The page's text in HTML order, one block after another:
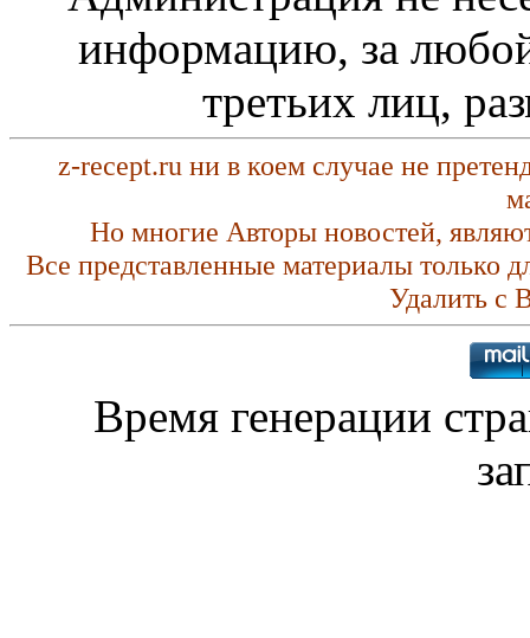
информацию, за любой
третьих лиц,
z-recept.ru ни в коем случае не
Но многие Авторы новостей,
Все представленные материалы только
Удалить с
Время генерации